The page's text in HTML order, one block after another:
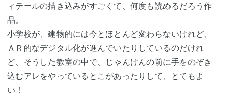
ィテールの描き込みがすごくて、何度も読めるだろう作
品。
小学校が、建物的には今とほとんど変わらないけれど、
ＡＲ的なデジタル化が進んでいたりしているのだけれ
ど、そうした教室の中で、じゃんけんの前に手をのぞき
込むアレをやっているとこがあったりして、とてもよ
い！